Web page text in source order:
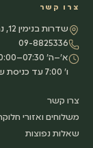
צרו קשר
שדרות בנימין 12, נתניה
09-8825336
א׳–ה׳ 07:30–20:00
ו׳ 7:00 עד כניסת שבת · שבת סגור
צרו קשר
משלוחים ואזורי
שאלות נפוצות